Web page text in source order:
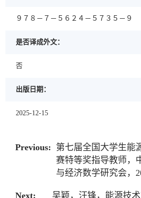
９７８－７－５６２４－５７３５－９
是否译成外文：
否
出版日期：
2025-12-15
Previous: 第七届全国大学生能
赛特等奖指导教师，
与经济数学研究会，
Next: 吴颖，汪锋，能源技